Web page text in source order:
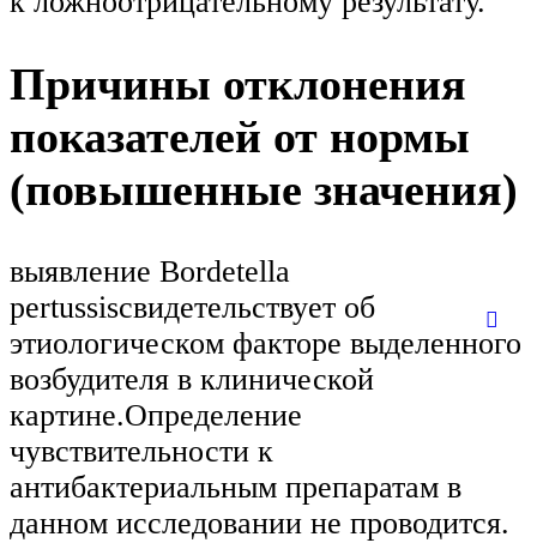
Причины отклонения
показателей от нормы
(повышенные значения)
выявление Bordetella
pertussisсвидетельствует об
этиологическом факторе выделенного
возбудителя в клинической
картине.Определение
чувствительности к
антибактериальным препаратам в
данном исследовании не проводится.